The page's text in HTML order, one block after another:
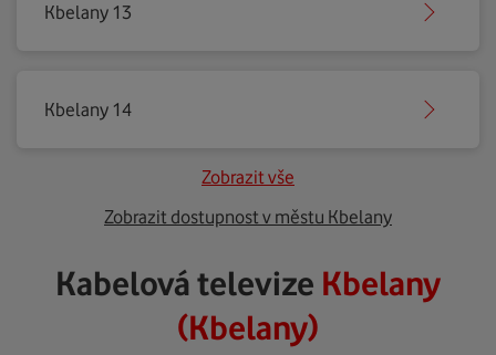
Kbelany 13
Kbelany 14
Zobrazit vše
Zobrazit dostupnost v městu Kbelany
Kabelová televize Kbelany
(Kbelany)